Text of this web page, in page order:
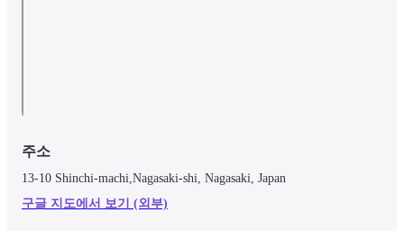
주소
13-10 Shinchi-machi,Nagasaki-shi, Nagasaki, Japan
구글 지도에서 보기 (외부)